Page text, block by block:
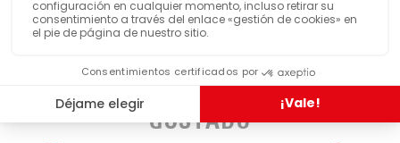
LO HAN PROBADO Y LES HA
GUSTADO